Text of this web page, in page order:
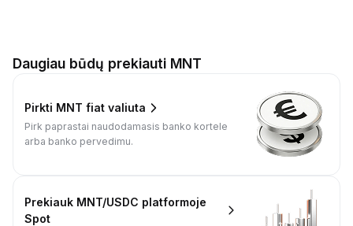
Daugiau būdų prekiauti MNT
Pirkti MNT fiat valiuta
Pirk paprastai naudodamasis banko kortele
arba banko pervedimu.
Prekiauk MNT/USDC platformoje
Spot